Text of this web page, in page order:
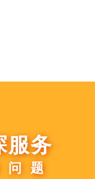
服务
题